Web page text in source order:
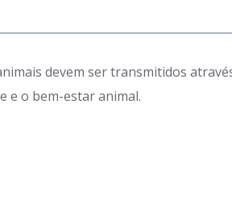
devem ser transmitidos
e o bem-estar animal.